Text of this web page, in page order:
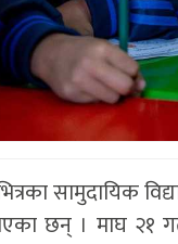
सामुदायिक
भएका छन् । माघ